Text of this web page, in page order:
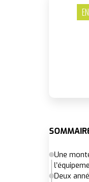
Une
Deux